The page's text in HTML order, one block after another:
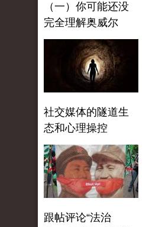
（一）你可能还没
完全理解奥威尔
社交媒体的隧道生
态和心理操控
跟帖评论“法治